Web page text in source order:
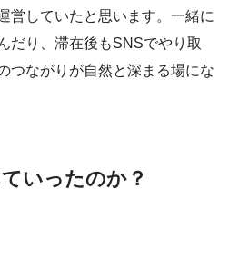
営していたと思います。一緒に
だり、滞在後もSNSでやり取
つながりが自然と深まる場にな
いったのか？